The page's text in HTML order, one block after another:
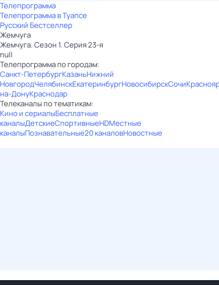
Телепрограмма
Телепрограмма в Туапсе
Русский Бестселлер
Жемчуга
Жемчуга. Сезон 1. Серия 23-я
null
Телепрограмма по городам:
Санкт-ПетербургКазаньНижний
НовгородЧелябинскЕкатеринбургНовосибирскСочи
на-ДонуКраснодар
Телеканалы по тематикам:
Кино и сериалыБесплатные
каналыДетскиеСпортивныеHDМестные
каналыПознавательные20 каналовНовостные